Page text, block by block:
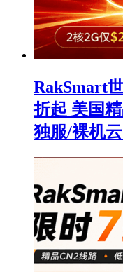
RakSmart
折起 美国
独服/裸机